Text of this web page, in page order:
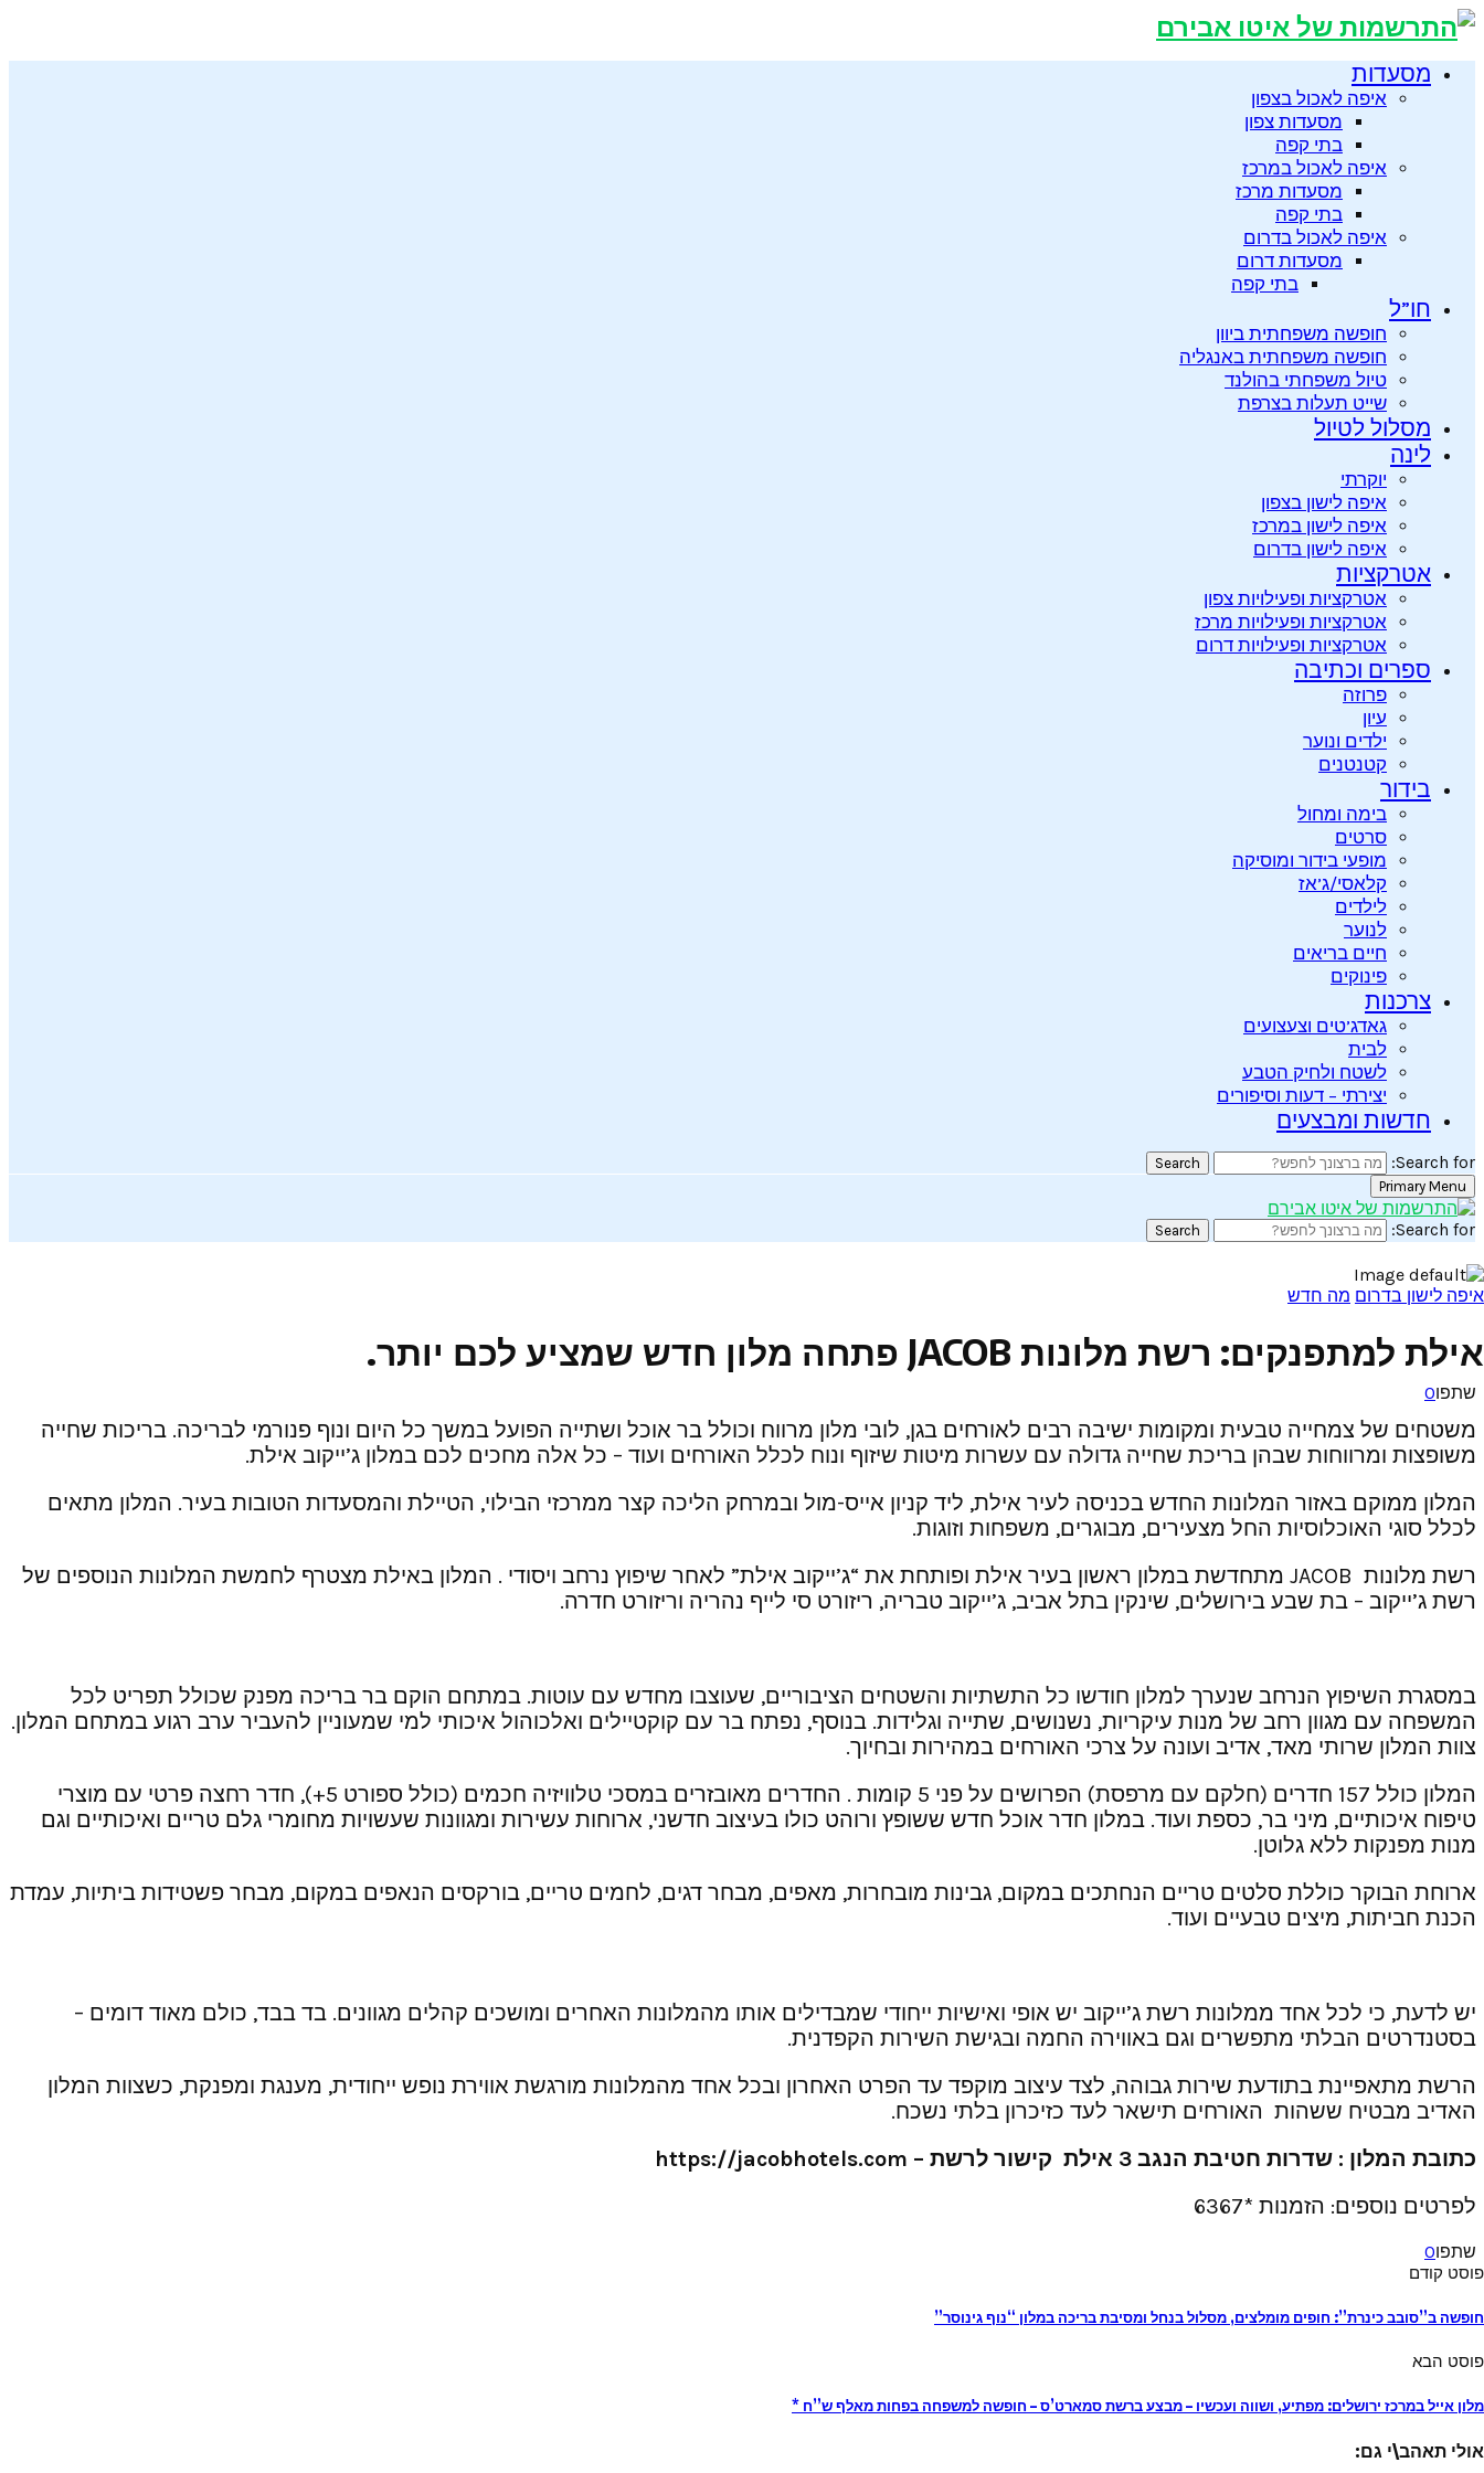
מסעדות
איפה לאכול בצפון
מסעדות צפון
בתי קפה
איפה לאכול במרכז
מסעדות מרכז
בתי קפה
איפה לאכול בדרום
מסעדות דרום
בתי קפה
חו”ל
חופשה משפחתית ביוון
חופשה משפחתית באנגליה
טיול משפחתי בהולנד
שייט תעלות בצרפת
מסלול לטיול
לינה
יוקרתי
איפה לישון בצפון
איפה לישון במרכז
איפה לישון בדרום
אטרקציות
אטרקציות ופעילויות צפון
אטרקציות ופעילויות מרכז
אטרקציות ופעילויות דרום
ספרים וכתיבה
פרוזה
עיון
ילדים ונוער
קטנטנים
בידור
בימה ומחול
סרטים
מופעי בידור ומוסיקה
קלאסי/ג’אז
לילדים
לנוער
חיים בריאים
פינוקים
צרכנות
גאדג’טים וצעצועים
לבית
לשטח ולחיק הטבע
יצירתי – דעות וסיפורים
חדשות ומבצעים
Search for:
Search
Primary Menu
Search for:
Search
איפה לישון בדרום מה חדש
אילת למתפנקים: רשת מלונות JACOB פתחה מלון חדש שמציע לכם יותר.
שתפו0
משטחים של צמחייה טבעית ומקומות ישיבה רבים לאורחים בגן, לובי מלון מרווח וכולל בר אוכל ושתייה הפועל במשך כל היום ונוף פנורמי לבריכה. בריכות שחייה
משופצות ומרווחות שבהן בריכת שחייה גדולה עם עשרות מיטות שיזוף ונוח לכלל האורחים ועוד – כל אלה מחכים לכם במלון ג’ייקוב אילת.
המלון ממוקם באזור המלונות החדש בכניסה לעיר אילת, ליד קניון אייס-מול ובמרחק הליכה קצר ממרכזי הבילוי, הטיילת והמסעדות הטובות בעיר. המלון מתאים
לכלל סוגי האוכלוסיות החל מצעירים, מבוגרים, משפחות וזוגות.
רשת מלונות JACOB מתחדשת במלון ראשון בעיר אילת ופותחת את “ג’ייקוב אילת” לאחר שיפוץ נרחב ויסודי . המלון באילת מצטרף לחמשת המלונות הנוספים של
רשת ג’ייקוב – בת שבע בירושלים, שינקין בתל אביב, ג’ייקוב טבריה, ריזורט סי לייף נהריה וריזורט חדרה.
במסגרת השיפוץ הנרחב שנערך למלון חודשו כל התשתיות והשטחים הציבוריים, שעוצבו מחדש עם עוטות. במתחם הוקם בר בריכה מפנק שכולל תפריט לכל
המשפחה עם מגוון רחב של מנות עיקריות, נשנושים, שתייה וגלידות. בנוסף, נפתח בר עם קוקטיילים ואלכוהול איכותי למי שמעוניין להעביר ערב רגוע במתחם המלון.
צוות המלון שרותי מאד, אדיב ועונה על צרכי האורחים במהירות ובחיוך.
המלון כולל 157 חדרים (חלקם עם מרפסת) הפרושים על פני 5 קומות . החדרים מאובזרים במסכי טלוויזיה חכמים (כולל ספורט 5+), חדר רחצה פרטי עם מוצרי
טיפוח איכותיים, מיני בר, כספת ועוד. במלון חדר אוכל חדש ששופץ ורוהט כולו בעיצוב חדשני, ארוחות עשירות ומגוונות שעשויות מחומרי גלם טריים ואיכותיים וגם
מנות מפנקות ללא גלוטן.
ארוחת הבוקר כוללת סלטים טריים הנחתכים במקום, גבינות מובחרות, מאפים, מבחר דגים, לחמים טריים, בורקסים הנאפים במקום, מבחר פשטידות ביתיות, עמדת
הכנת חביתות, מיצים טבעיים ועוד.
יש לדעת, כי לכל אחד ממלונות רשת ג’ייקוב יש אופי ואישיות ייחודי שמבדילים אותו מהמלונות האחרים ומושכים קהלים מגוונים. בד בבד, כולם מאוד דומים –
בסטנדרטים הבלתי מתפשרים וגם באווירה החמה ובגישת השירות הקפדנית.
הרשת מתאפיינת בתודעת שירות גבוהה, לצד עיצוב מוקפד עד הפרט האחרון ובכל אחד מהמלונות מורגשת אווירת נופש ייחודית, מענגת ומפנקת, כשצוות המלון
האדיב מבטיח ששהות האורחים תישאר לעד כזיכרון בלתי נשכח.
כתובת המלון : שדרות חטיבת הנגב 3 אילת קישור לרשת –
https://jacobhotels.com
לפרטים נוספים: הזמנות *6367
שתפו0
פוסט קודם
חופשה ב”סובב כינרת”: חופים מומלצים, מסלול בנחל ומסיבת בריכה במלון “נוף גינוסר”
פוסט הבא
מלון אייל במרכז ירושלים: מפתיע, ושווה ועכשיו – מבצע ברשת סמארט’ס – חופשה למשפחה בפחות מאלף ש”ח *
אולי תאהב\י גם: